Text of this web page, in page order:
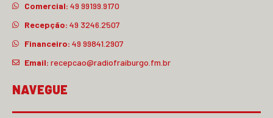
Comercial: 49 99199.9170
Recepção: 49 3246.2507
Financeiro: 49 99841.2907
Email: recepcao@radiofraiburgo.fm.br
NAVEGUE